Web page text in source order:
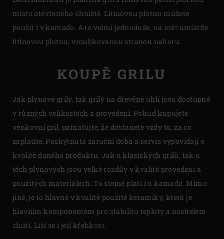
místo otevřeného ohniště. Litinovou plotnu můžete
použít i v kamado. A to velmi jednoduše, na rošt umístíte
litinovou plotnu, vroubkovanou stranou nahoru.
KOUPĚ GRILU
Jak plynové grily, tak grily na dřevěné uhlí jsou dostupné
v různých velikostech a provedení. Pokud kupujete
venkovní gril, pamatujte, že dostanete vždy to, za co
zaplatíte. Poskytnutá záruční doba a servis vypovídají o
kvalitě daného produktu. Jak u klasických grilů, tak u
těch plynových jsou velké rozdíly v kvalitě provedení a
použitých materiálech. To stejné platí i u kamado. Mimo
jiné, je to hlavně v kvalitě použité keramiky, která je
hlavním komponentem pro stabilitu teploty a nositelem
chuti. Liší se i její křehkost.